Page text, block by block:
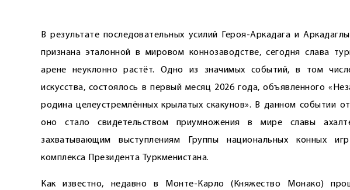
В результате последовательных усилий Героя-Аркадага и
признана эталонной в мировом коннозаводстве, сегодня слава
арене неуклонно растёт. Одно из значимых событий, в том
искусства, состоялось в первый месяц 2026 года, объявленного
родина целеустремлённых крылатых скакунов». В данном событии
оно стало свидетельством приумножения в мире славы
захватывающим выступлениям Группы нацио­нальных конных игр
комплекса Президента Туркменистана.
Как известно, недавно в Монте-Карло (Княжество Монако)